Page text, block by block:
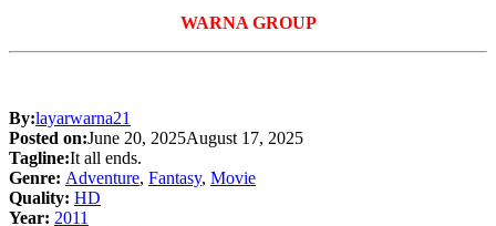
WARNA GROUP
By:layarwarna21
Posted on:June 20, 2025August 17, 2025
Tagline:It all ends.
Genre: Adventure, Fantasy, Movie
Quality: HD
Year: 2011